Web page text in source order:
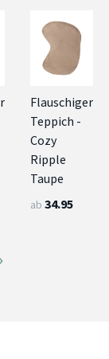
Flauschiger
Teppich -
Cozy
Ripple
Taupe
ab 34.95